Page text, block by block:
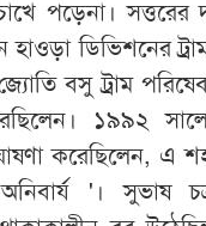
পড়েনা। সত্তরের
হাওড়া ডিভিশনের
জ্যোতি বসু ট্রাম
১৯৯২
করেছিলেন, এ
'। সুভাষ